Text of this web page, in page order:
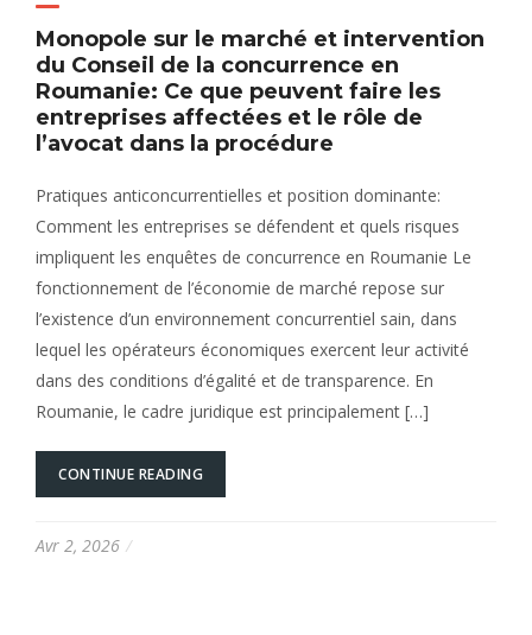
Monopole sur le marché et intervention
du Conseil de la concurrence en
Roumanie: Ce que peuvent faire les
entreprises affectées et le rôle de
l’avocat dans la procédure
Pratiques anticoncurrentielles et position dominante:
Comment les entreprises se défendent et quels risques
impliquent les enquêtes de concurrence en Roumanie Le
fonctionnement de l’économie de marché repose sur
l’existence d’un environnement concurrentiel sain, dans
lequel les opérateurs économiques exercent leur activité
dans des conditions d’égalité et de transparence. En
Roumanie, le cadre juridique est principalement […]
CONTINUE READING
Avr 2, 2026